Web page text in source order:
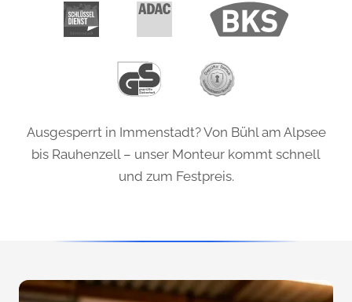
Ausgesperrt in Immenstadt? Von Bühl am Alpsee
bis Rauhenzell – unser Monteur kommt schnell
und zum Festpreis.